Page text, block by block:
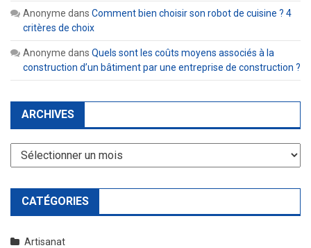
Anonyme dans Comment bien choisir son robot de cuisine ? 4
critères de choix
Anonyme dans Quels sont les coûts moyens associés à la
construction d’un bâtiment par une entreprise de construction ?
ARCHIVES
Archives
CATÉGORIES
Artisanat